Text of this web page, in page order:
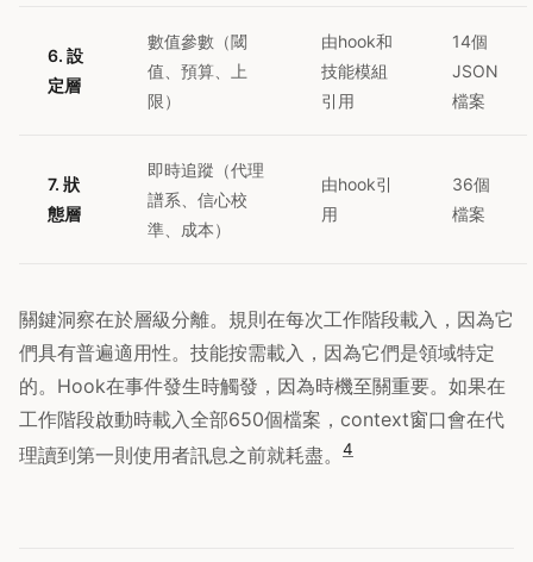
6. 設
定層
數值參數（閾
值、預算、上
限）
由hook和
技能模組
引用
14個
JSON
檔案
7. 狀
態層
即時追蹤（代理
譜系、信心校
準、成本）
由hook引
用
36個
檔案
關鍵洞察在於層級分離。規則在每次工作階段載入，因為它
們具有普遍適用性。技能按需載入，因為它們是領域特定
的。Hook在事件發生時觸發，因為時機至關重要。如果在
工作階段啟動時載入全部650個檔案，context窗口會在代
理讀到第一則使用者訊息之前就耗盡。
4